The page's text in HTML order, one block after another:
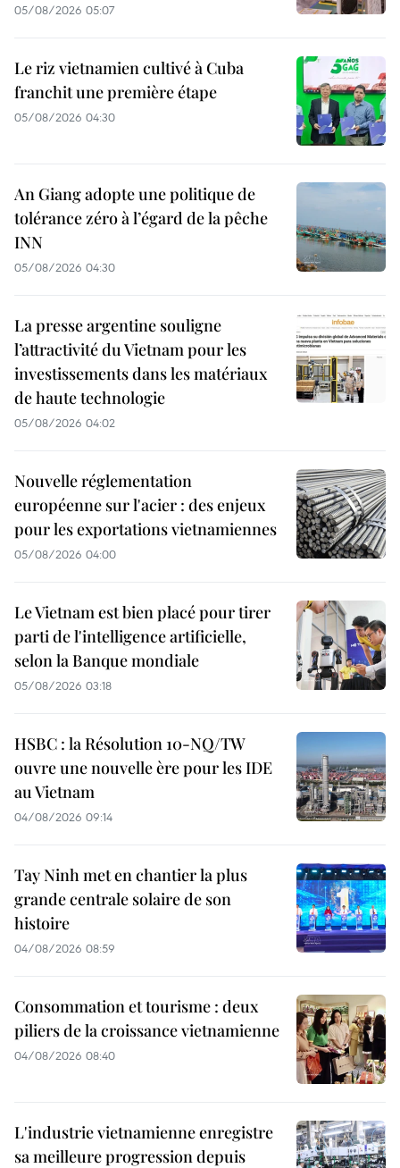
05/08/2026 05:07
Le riz vietnamien cultivé à Cuba
franchit une première étape
05/08/2026 04:30
An Giang adopte une politique de
tolérance zéro à l’égard de la pêche
INN
05/08/2026 04:30
La presse argentine souligne
l’attractivité du Vietnam pour les
investissements dans les matériaux
de haute technologie
05/08/2026 04:02
Nouvelle réglementation
européenne sur l'acier : des enjeux
pour les exportations vietnamiennes
05/08/2026 04:00
Le Vietnam est bien placé pour tirer
parti de l'intelligence artificielle,
selon la Banque mondiale
05/08/2026 03:18
HSBC : la Résolution 10-NQ/TW
ouvre une nouvelle ère pour les IDE
au Vietnam
04/08/2026 09:14
Tay Ninh met en chantier la plus
grande centrale solaire de son
histoire
04/08/2026 08:59
Consommation et tourisme : deux
piliers de la croissance vietnamienne
04/08/2026 08:40
L'industrie vietnamienne enregistre
sa meilleure progression depuis